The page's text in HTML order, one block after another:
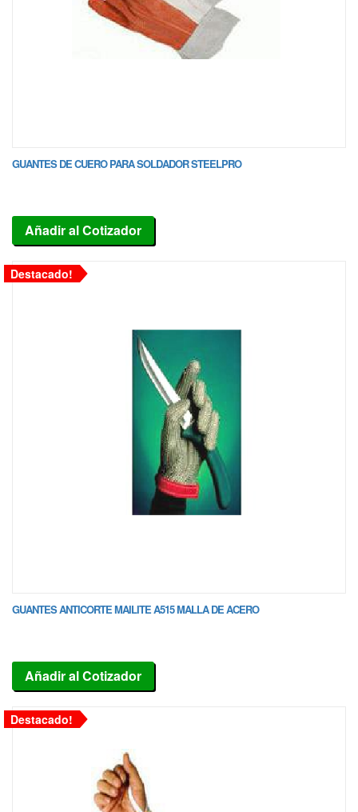
GUANTES DE CUERO PARA SOLDADOR STEELPRO
Añadir al Cotizador
Destacado!
GUANTES ANTICORTE MAILITE A515 MALLA DE ACERO
Añadir al Cotizador
Destacado!